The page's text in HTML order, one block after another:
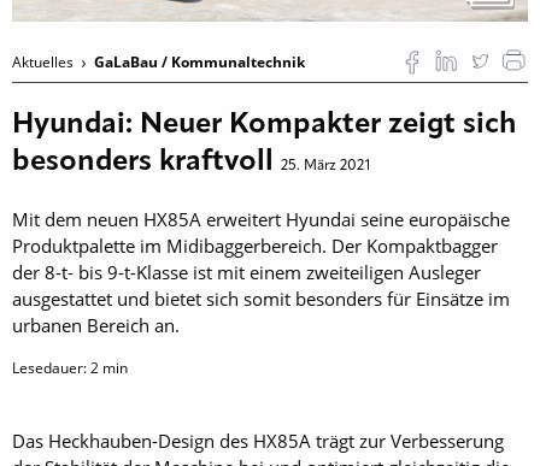
Aktuelles GaLaBau / Kommunaltechnik
Hyundai: Neuer Kompakter zeigt sich
besonders kraftvoll
25. März 2021
Mit dem neuen HX85A erweitert Hyundai seine europäische
Produktpalette im Midibaggerbereich. Der Kompaktbagger
der 8-t- bis 9-t-Klasse ist mit einem zweiteiligen Ausleger
ausgestattet und bietet sich somit besonders für Einsätze im
urbanen Bereich an.
Lesedauer:2 min
Das Heckhauben-Design des HX85A trägt zur Verbesserung